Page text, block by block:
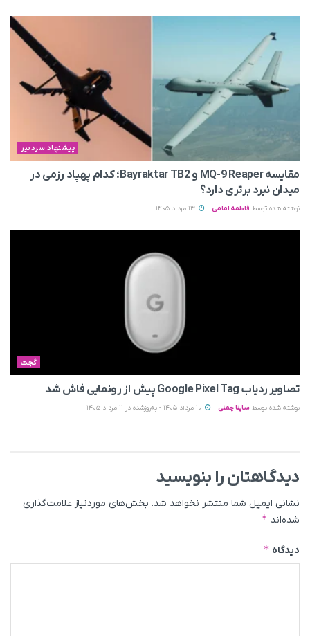
پیشنهاد سردبیر
مقایسه MQ-9 Reaper و Bayraktar TB2؛ کدام پهپاد رزمی در
میدان نبرد برتری دارد؟
نوشته شده توسط فاطمه امامی
گجت
تصاویر ردیاب Google Pixel Tag پیش از رونمایی فاش شد
نوشته شده توسط ساینا چمنی
دیدگاهتان را بنویسید
نشانی ایمیل شما منتشر نخواهد شد. بخش‌های موردنیاز علامت‌گذاری
شده‌اند *
دیدگاه *